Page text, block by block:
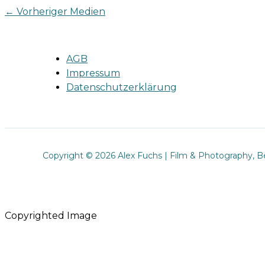
← Vorheriger Medien
AGB
Impressum
Datenschutzerklärung
Copyright © 2026 Alex Fuchs | Film & Photography,
Copyrighted Image